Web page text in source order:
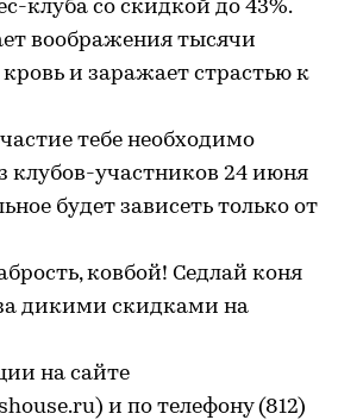
клуба со скидкой до 43%.
воображения тысячи
и заражает страстью к
тебе необходимо
клубов-участников 24 июня
будет зависеть только от
ковбой! Седлай коня
дикими скидками на
на сайте
и по телефону (812)